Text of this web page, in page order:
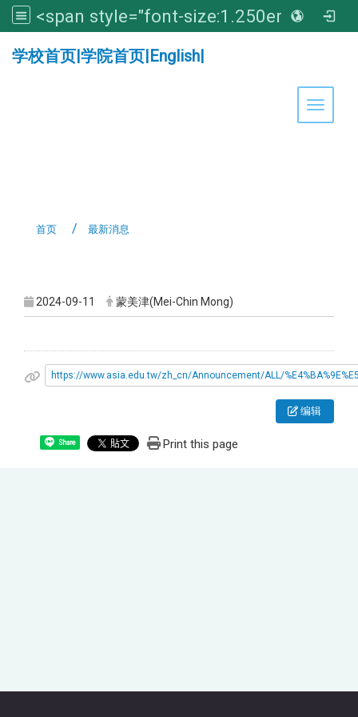
<span style="font-size:1.250em;"><strong>亚洲大学医学暨健康学院</strong></span>
学校首页|学院首页|English|
Toggle
首页 最新消息
2024-09-11 蒙美津(Mei-Chin Mong)
https://www.asia.edu.tw/zh_cn/Announcement/ALL/
编辑
Share Print this page